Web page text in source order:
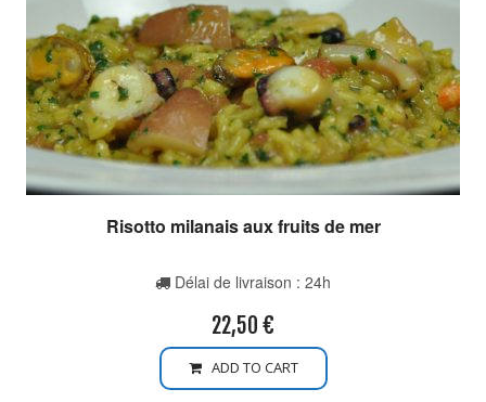
Risotto milanais aux fruits de mer
Délai de livraison : 24h
22,50 €
ADD TO CART